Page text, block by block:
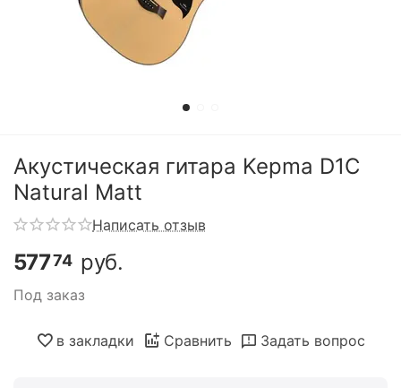
Акустическая гитара Kepma D1C
Natural Matt
Написать отзыв
57774 руб.
Под заказ
в закладки Сравнить Задать вопрос